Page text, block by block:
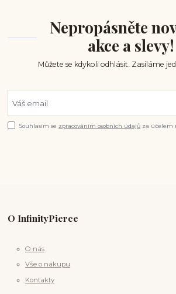
Nepropásněte
akce a slevy!
Můžete se kdykoli odhlásit. Zasíláme
Souhlasím se zpracováním osobních údajů za účelem
O InfinityPierce
O nás
Vše o nákupu
Kontakty